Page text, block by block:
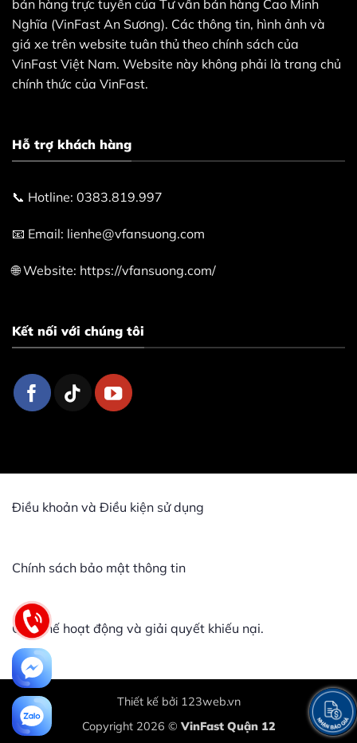
bán hàng trực tuyến của Tư vấn bán hàng Cao Minh
Nghĩa (VinFast An Sương). Các thông tin, hình ảnh và
giá xe trên website tuân thủ theo chính sách của
VinFast Việt Nam. Website này không phải là trang chủ
chính thức của VinFast.
Hỗ trợ khách hàng
📞 Hotline: 0383.819.997
📧 Email: lienhe@vfansuong.com
🌐 Website: https://vfansuong.com/
Kết nối với chúng tôi
Điều khoản và Điều kiện sử dụng
Chính sách bảo mật thông tin
Quy chế hoạt động và giải quyết khiếu nại.
Thiết kế bởi 123web.vn
Copyright 2026 © VinFast Quận 12